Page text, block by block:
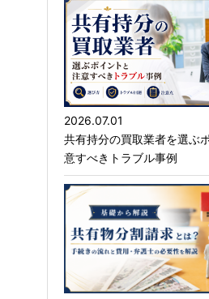
2026.07.01
共有持分の買取業者を選ぶ
意すべきトラブル事例